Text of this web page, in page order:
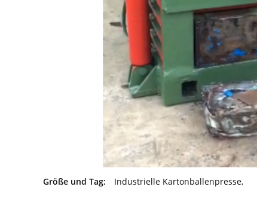
Größe und Tag: Industrielle Kartonballenpresse,